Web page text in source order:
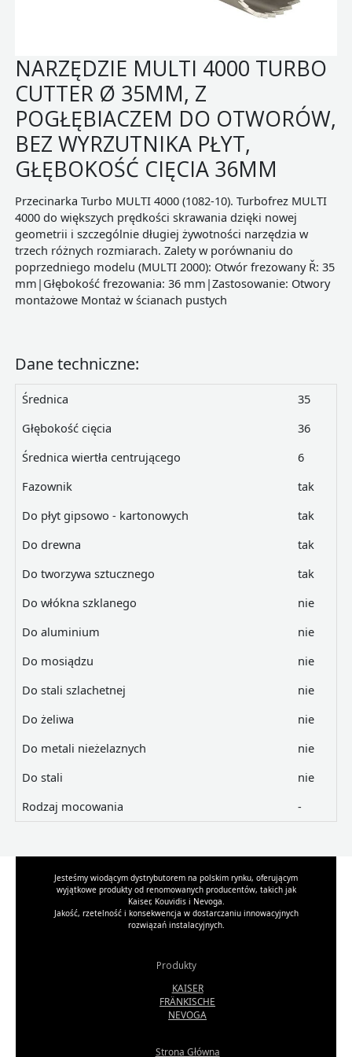
NARZĘDZIE MULTI 4000 TURBO
CUTTER Ø 35MM, Z
POGŁĘBIACZEM DO OTWORÓW,
BEZ WYRZUTNIKA PŁYT,
GŁĘBOKOŚĆ CIĘCIA 36MM
Przecinarka Turbo MULTI 4000 (1082-10). Turbofrez MULTI
4000 do większych prędkości skrawania dzięki nowej
geometrii i szczególnie długiej żywotności narzędzia w
trzech różnych rozmiarach. Zalety w porównaniu do
poprzedniego modelu (MULTI 2000): Otwór frezowany Ř: 35
mm|Głębokość frezowania: 36 mm|Zastosowanie: Otwory
montażowe Montaż w ścianach pustych
Dane techniczne:
Średnica
35
Głębokość cięcia
36
Średnica wiertła centrującego
6
Fazownik
tak
Do płyt gipsowo - kartonowych
tak
Do drewna
tak
Do tworzywa sztucznego
tak
Do włókna szklanego
nie
Do aluminium
nie
Do mosiądzu
nie
Do stali szlachetnej
nie
Do żeliwa
nie
Do metali nieżelaznych
nie
Do stali
nie
Rodzaj mocowania
-
Jesteśmy wiodącym dystrybutorem na polskim rynku, oferującym
wyjątkowe produkty od renomowanych producentów, takich jak
Kaiser, Kouvidis i Nevoga.
Jakość, rzetelność i konsekwencja w dostarczaniu innowacyjnych
rozwiązań instalacyjnych.
Produkty
KAISER
FRÄNKISCHE
NEVOGA
Strona Główna